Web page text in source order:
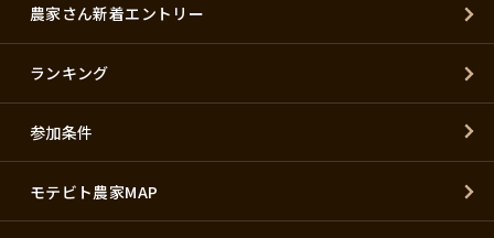
農家さん新着エントリー
ランキング
参加条件
モテビト農家MAP